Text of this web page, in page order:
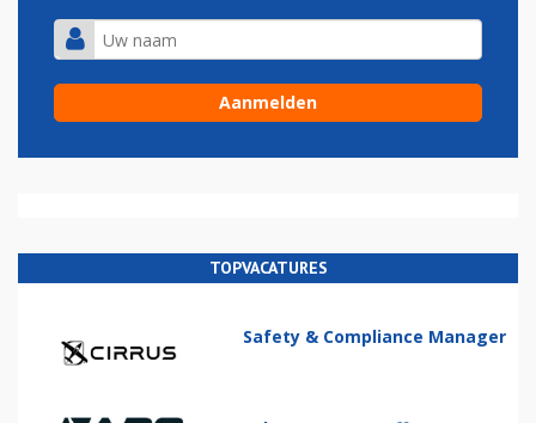
TOPVACATURES
Safety & Compliance Manager